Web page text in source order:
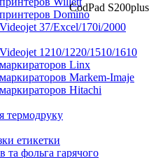
Domino
37/Excel/170i/2000
1210/1220/1510/1610
Linx
Markem-Imaje
Hitachi
термодруку
етикетки
та фольга гарячого
CodPad S200plus